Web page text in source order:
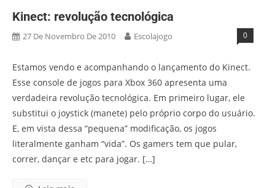
Kinect: revolução tecnológica
27 De Novembro De 2010 Escolajogo 0
Estamos vendo e acompanhando o lançamento do Kinect.
Esse console de jogos para Xbox 360 apresenta uma
verdadeira revolução tecnológica. Em primeiro lugar, ele
substitui o joystick (manete) pelo próprio corpo do usuário.
E, em vista dessa “pequena” modificação, os jogos
literalmente ganham “vida”. Os gamers tem que pular,
correr, dançar e etc para jogar. […]